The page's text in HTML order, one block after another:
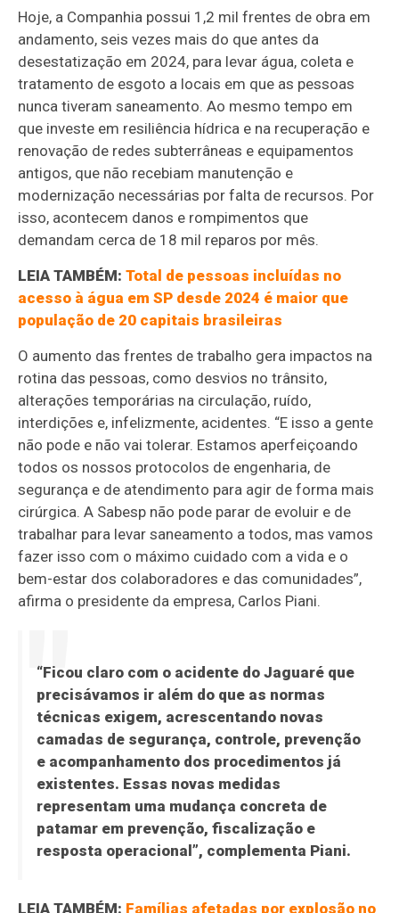
Hoje, a Companhia possui 1,2 mil frentes de obra em
andamento, seis vezes mais do que antes da
desestatização em 2024, para levar água, coleta e
tratamento de esgoto a locais em que as pessoas
nunca tiveram saneamento. Ao mesmo tempo em
que investe em resiliência hídrica e na recuperação e
renovação de redes subterrâneas e equipamentos
antigos, que não recebiam manutenção e
modernização necessárias por falta de recursos. Por
isso, acontecem danos e rompimentos que
demandam cerca de 18 mil reparos por mês.
LEIA TAMBÉM:Total de pessoas incluídas no
acesso à água em SP desde 2024 é maior que
população de 20 capitais brasileiras
O aumento das frentes de trabalho gera impactos na
rotina das pessoas, como desvios no trânsito,
alterações temporárias na circulação, ruído,
interdições e, infelizmente, acidentes. “E isso a gente
não pode e não vai tolerar. Estamos aperfeiçoando
todos os nossos protocolos de engenharia, de
segurança e de atendimento para agir de forma mais
cirúrgica. A Sabesp não pode parar de evoluir e de
trabalhar para levar saneamento a todos, mas vamos
fazer isso com o máximo cuidado com a vida e o
bem-estar dos colaboradores e das comunidades”,
afirma o presidente da empresa, Carlos Piani.
“Ficou claro com o acidente do Jaguaré que
precisávamos ir além do que as normas
técnicas exigem, acrescentando novas
camadas de segurança, controle, prevenção
e acompanhamento dos procedimentos já
existentes. Essas novas medidas
representam uma mudança concreta de
patamar em prevenção, fiscalização e
resposta operacional”, complementa Piani.
LEIA TAMBÉM: Famílias afetadas por explosão no